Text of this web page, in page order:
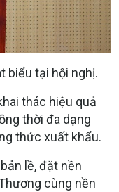
biểu tại hội nghị.
thác hiệu quả
thời đa dạng
thức xuất khẩu.
lề, đặt nền
cùng nền